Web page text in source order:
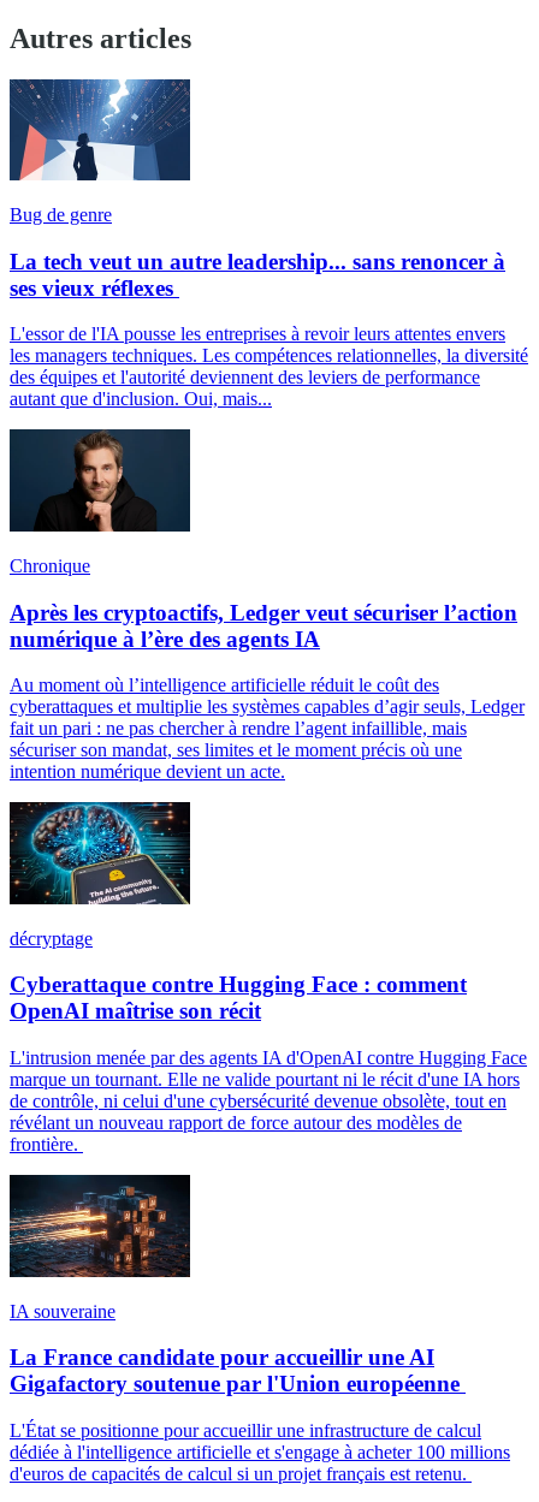
Autres articles
Bug de genre
La tech veut un autre leadership... sans renoncer à
ses vieux réflexes
L'essor de l'IA pousse les entreprises à revoir leurs attentes envers
les managers techniques. Les compétences relationnelles, la diversité
des équipes et l'autorité deviennent des leviers de performance
autant que d'inclusion. Oui, mais...
Chronique
Après les cryptoactifs, Ledger veut sécuriser l’action
numérique à l’ère des agents IA
Au moment où l’intelligence artificielle réduit le coût des
cyberattaques et multiplie les systèmes capables d’agir seuls, Ledger
fait un pari : ne pas chercher à rendre l’agent infaillible, mais
sécuriser son mandat, ses limites et le moment précis où une
intention numérique devient un acte.
décryptage
Cyberattaque contre Hugging Face : comment
OpenAI maîtrise son récit
L'intrusion menée par des agents IA d'OpenAI contre Hugging Face
marque un tournant. Elle ne valide pourtant ni le récit d'une IA hors
de contrôle, ni celui d'une cybersécurité devenue obsolète, tout en
révélant un nouveau rapport de force autour des modèles de
frontière.
IA souveraine
La France candidate pour accueillir une AI
Gigafactory soutenue par l'Union européenne
L'État se positionne pour accueillir une infrastructure de calcul
dédiée à l'intelligence artificielle et s'engage à acheter 100 millions
d'euros de capacités de calcul si un projet français est retenu.